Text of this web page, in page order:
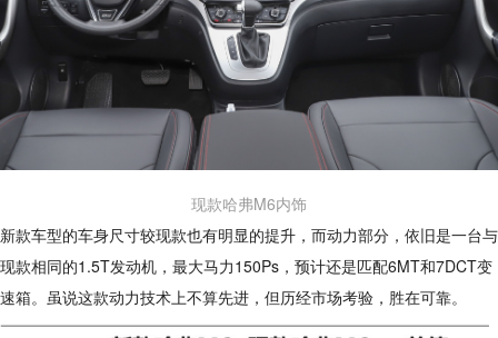
现款哈弗M6内饰
新款车型的车身尺寸较现款也有明显的提升，而动力部分，依旧是一台与
现款相同的1.5T发动机，最大马力150Ps，预计还是匹配6MT和7DCT变
速箱。虽说这款动力技术上不算先进，但历经市场考验，胜在可靠。